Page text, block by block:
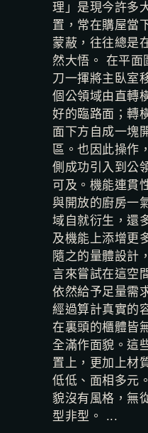
理」是現今許多
置，常在購屋當
蒙蔽，往往總是
然大悟。 在平面
刀一揮將主臥室
個公領域由直轉
好的臨路面；轉
面下方自成一塊
區。也因此操作
側成功引入到公
可及。機能連貫
與開放的廚房一
域自就衍生，還
及機能上添增更
隨之的量體設計
言來嘗試在這空
依然給予足量需
經過算計真實的
在裏頭的櫃體皆
全滿作面貌。這
置上，更加上材
低低、面相多元
貌沒有風格，無
型非型。 ...